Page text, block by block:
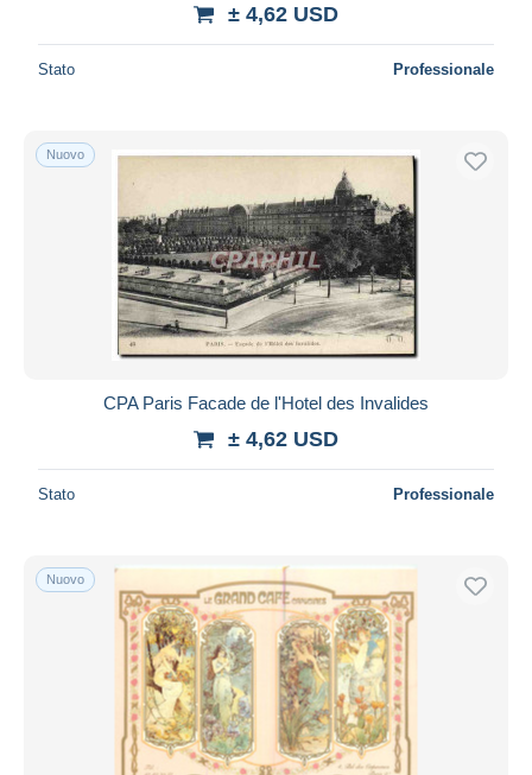
± 4,62 USD
Stato Professionale
Nuovo
CPA Paris Facade de l'Hotel des Invalides
± 4,62 USD
Stato Professionale
Nuovo